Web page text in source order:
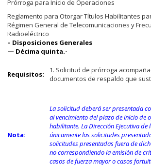
Prórroga para Inicio de Operaciones
Reglamento para Otorgar Títulos Habilitantes
Régimen General de Telecomunicaciones y
Radioeléctrico
– Disposiciones Generales
— Décima quinta.-
Requisitos:
1. Solicitud de prórroga
documentos de respaldo que
Nota:
La solicitud deberá ser presentada
al vencimiento del plazo de inicio de
habilitante. La Dirección Ejecutiva de
únicamente las solicitudes
solicitudes presentadas fuera de
no correspondiendo la emisión de
casos de fuerza mayor o casos